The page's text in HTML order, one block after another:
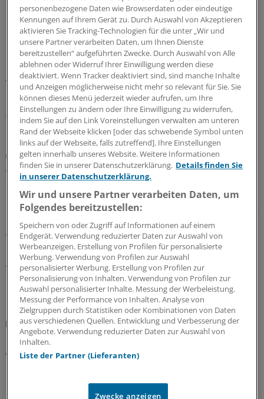
Leitliniennutzung
Hausärzte wünschen sich Leitlinien kürzer,
strukturierter und praxisnäher
In hausärztlichen Praxen wird durchaus regelmäßig auf
Leitlinien zurückgegriffen – eine Umfrage zeigt allerdings
wegen Zeitmangels und zu umfangreicher Dokumente
deutlichen Verbesserungsbedarf.
03.08.2026
Juli-Sitzung des CHMP
Acht Pharma-Innovationen auf der Zielgeraden
zur EU-Zulassung
Neue Ansätze gegen zu hohe Cholesterinwerte bildeten
einen Schwerpunkt der jüngsten Experten-Begutachtung
bei der EMA: Auch gab es Zulassungsempfehlungen für
Wirkstoffe gegen Plaque-Psoriasis, primäre biliäre
Cholangitis, COVID-19, AMD und zerebrale
Adrenoleukodystrophie.
24.07.2026
Praxislandschaft 2040
Studie: In welchen Regionen mittelfristig die
größten Hausarztlücken drohen
Bosch Stiftung ist – wenn nicht gegengesteuert wird –
ein Drittel der bundesdeutschen Landkreise auf längere
personenbezogene Daten wie Browserdaten oder eindeutige
Kennungen auf Ihrem Gerät zu. Durch Auswahl von Akzeptieren
aktivieren Sie Tracking-Technologien für die unter „Wir und
unsere Partner verarbeiten Daten, um Ihnen Dienste
bereitzustellen“ aufgeführten Zwecke. Durch Auswahl von Alle
ablehnen oder Widerruf Ihrer Einwilligung werden diese
deaktiviert. Wenn Tracker deaktiviert sind, sind manche Inhalte
und Anzeigen möglicherweise nicht mehr so relevant für Sie. Sie
können dieses Menü jederzeit wieder aufrufen, um Ihre
Einstellungen zu ändern oder Ihre Einwilligung zu widerrufen,
indem Sie auf den Link Voreinstellungen verwalten am unteren
Rand der Webseite klicken [oder das schwebende Symbol unten
links auf der Webseite, falls zutreffend]. Ihre Einstellungen
gelten innerhalb unseres Website. Weitere Informationen
finden Sie in unserer Datenschutzerklärung. Details finden Sie
in unserer Datenschutzerklärung.
Wir und unsere Partner verarbeiten Daten, um
Folgendes bereitzustellen:
Speichern von oder Zugriff auf Informationen auf einem
Endgerät. Verwendung reduzierter Daten zur Auswahl von
Werbeanzeigen. Erstellung von Profilen für personalisierte
Werbung. Verwendung von Profilen zur Auswahl
personalisierter Werbung. Erstellung von Profilen zur
Personalisierung von Inhalten. Verwendung von Profilen zur
Auswahl personalisierter Inhalte. Messung der Werbeleistung.
Messung der Performance von Inhalten. Analyse von
Zielgruppen durch Statistiken oder Kombinationen von Daten
aus verschiedenen Quellen. Entwicklung und Verbesserung der
Angebote. Verwendung reduzierter Daten zur Auswahl von
Inhalten.
Liste der Partner (Lieferanten)
Zwecke anzeigen